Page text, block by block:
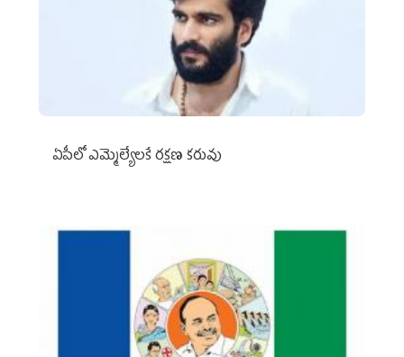
ఏపీలో ఎమ్మెల్యేల‌కే ర‌క్ష‌ణ క‌రువు